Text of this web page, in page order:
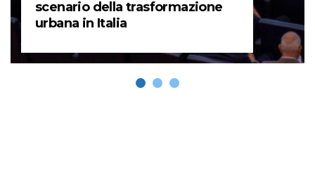
scenario della trasformazione
urbana in Italia